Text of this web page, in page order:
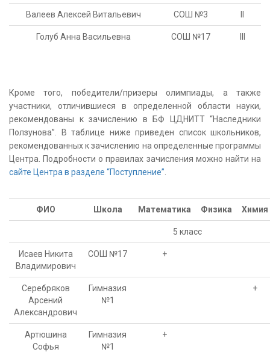
Валеев Алексей Витальевич СОШ №3
Голуб Анна Васильевна СОШ №17
Кроме того, победители/призеры олимпиады, а также
участники, отличившиеся в определенной области науки,
рекомендованы к зачислению в БФ ЦДНИТТ “Наследники
Ползунова”. В таблице ниже приведен список школьников,
рекомендованных к зачислению на определенные программы
Центра. Подробности о правилах зачисления можно найти на
сайте Центра в разделе “Поступление”
ФИО Школа Математика Физика Химия
5 класс
Исаев Никита
Владимирович
СОШ №17 +
Серебряков
Арсений
Александрович
Гимназия
№1
+
Артюшина
Софья
Гимназия
№1
+